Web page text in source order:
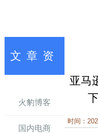
文章资
火豹博客
国内电商
亚马
时间：